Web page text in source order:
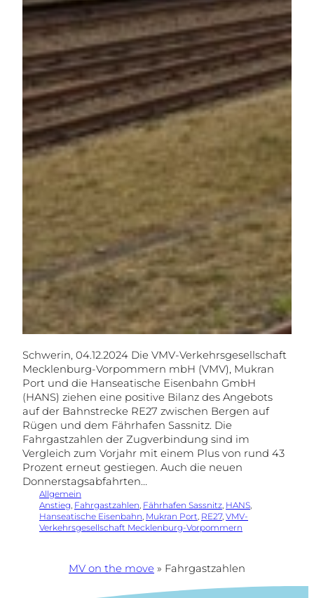
Schwerin, 04.12.2024 Die VMV-Verkehrsgesellschaft
Mecklenburg-Vorpommern mbH (VMV), Mukran
Port und die Hanseatische Eisenbahn GmbH
(HANS) ziehen eine positive Bilanz des Angebots
auf der Bahnstrecke RE27 zwischen Bergen auf
Rügen und dem Fährhafen Sassnitz. Die
Fahrgastzahlen der Zugverbindung sind im
Vergleich zum Vorjahr mit einem Plus von rund 43
Prozent erneut gestiegen. Auch die neuen
Donnerstagsabfahrten…
Allgemein
Anstieg, Fahrgastzahlen, Fährhafen Sassnitz, HANS
Hanseatische Eisenbahn, Mukran Port, RE27, VMV-
Verkehrsgesellschaft Mecklenburg-Vorpommern
MV on the move » Fahrgastzahlen